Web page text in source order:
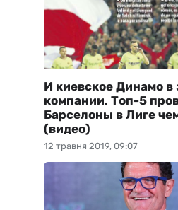
12 травня 2019, 09:07
И киевское Динамо в
компании. Топ-5
Барселоны в Лиге
(видео)